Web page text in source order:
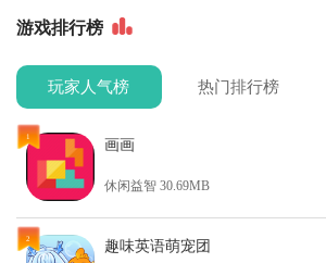
游戏排行榜
玩家人气榜 热门排行榜
1 画画
休闲益智 30.69MB
2 趣味英语萌宠团